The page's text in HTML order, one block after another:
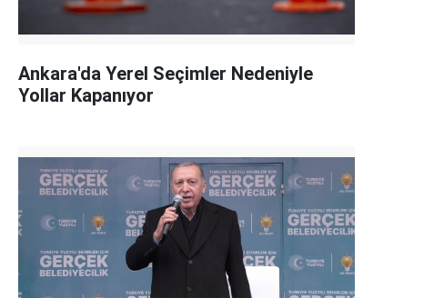
Ankara'da Yerel Seçimler Nedeniyle
Yollar Kapanıyor